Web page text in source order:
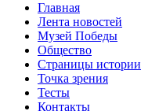
Главная
Лента новостей
Музей Победы
Общество
Страницы истории
Точка зрения
Тесты
Контакты